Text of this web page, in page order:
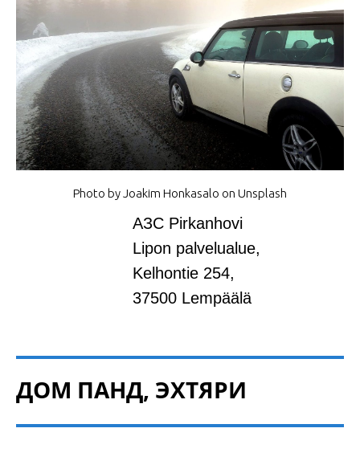
Photo by Joakim Honkasalo on Unsplash
АЗС Pirkanhovi
Lipon palvelualue,
Kelhontie 254,
37500 Lempäälä
ДОМ ПАНД, ЭХТЯРИ